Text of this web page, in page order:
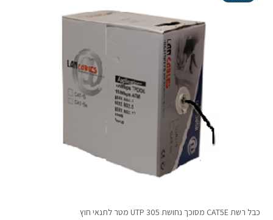
כבל רשת CAT5E מסוכך נחושת UTP 305 מטר לתנאי חוץ